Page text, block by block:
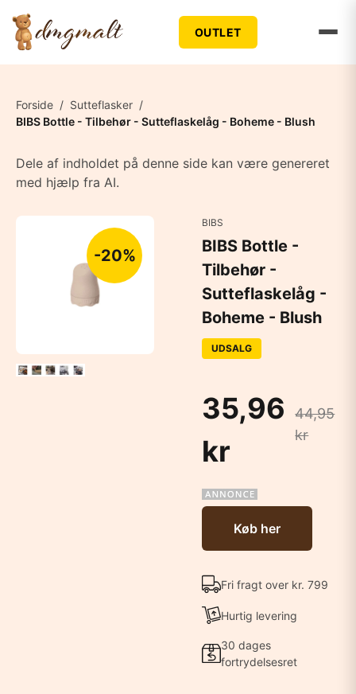
OUTLET
Forside / Sutteflasker /
BIBS Bottle - Tilbehør - Sutteflaskelåg - Boheme - Blush
Dele af indholdet på denne side kan være genereret
med hjælp fra AI.
-20%
BIBS
BIBS Bottle -
Tilbehør -
Sutteflaskelåg -
Boheme - Blush
UDSALG
35,96
kr
44,95
kr
Køb her
Fri fragt over kr. 799
Hurtig levering
30 dages
fortrydelsesret